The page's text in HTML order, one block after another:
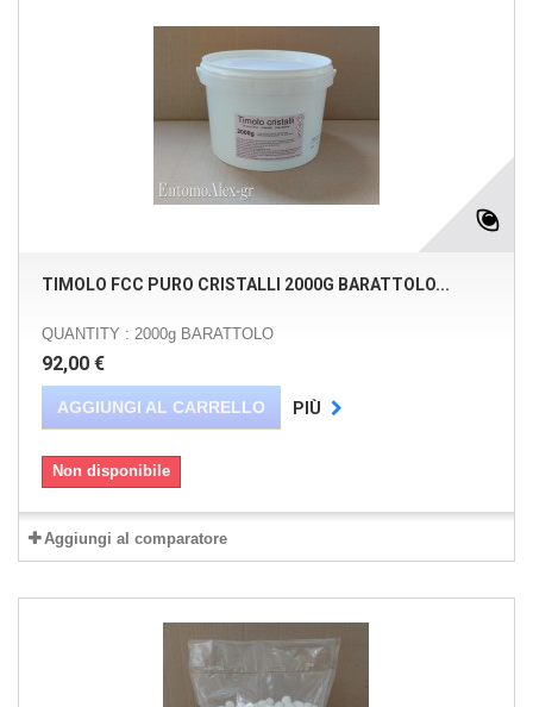
TIMOLO FCC PURO CRISTALLI 2000G BARATTOLO...
QUANTITY : 2000g BARATTOLO
92,00 €
AGGIUNGI AL CARRELLO PIÙ
Non disponibile
Aggiungi al comparatore